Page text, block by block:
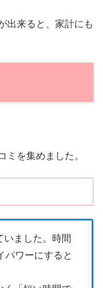
出来ると、家計にも
ミを集めました。
いました。時間
パワーにすると